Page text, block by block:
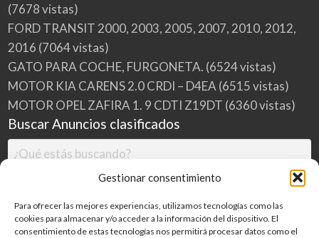
Gestionar consentimiento
Para ofrecer las mejores experiencias, utilizamos tecnologías como las
cookies para almacenar y/o acceder a la información del dispositivo. El
consentimiento de estas tecnologías nos permitirá procesar datos como el
(7678 vistas)
FORD TRANSIT 2000, 2003, 2005, 2007, 2010, 2012,
2016 (7064 vistas)
GATO PARA COCHE, FURGONETA. (6524 vistas)
MOTOR KIA CARENS 2.0 CRDI – D4EA (6515 vistas)
MOTOR OPEL ZAFIRA 1. 9 CDTI Z19DT (6360 vistas)
Buscar Anuncios clasificados